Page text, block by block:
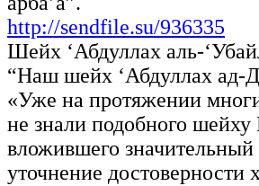
http://sendfile.su/936335
Шейх ‘Абдуллах аль-
“Наш шейх ‘Абдуллах ад-
«Уже на протяжении
не знали подобного шейху
вложившего значительный
уточнение достоверности